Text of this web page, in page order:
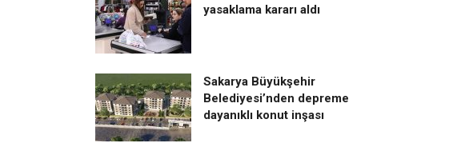
yasaklama kararı aldı
Sakarya Büyükşehir
Belediyesi’nden depreme
dayanıklı konut inşası